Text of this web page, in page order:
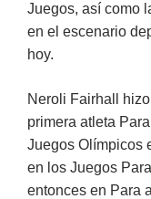
Juegos, así como
en el escenario
hoy.
Neroli Fairhall
primera atleta
Juegos Olímpicos
en los Juegos
entonces en Para